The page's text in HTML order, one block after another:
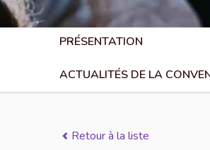
PRÉSENTATION
ACTUALITÉS DE LA
Retour à la liste